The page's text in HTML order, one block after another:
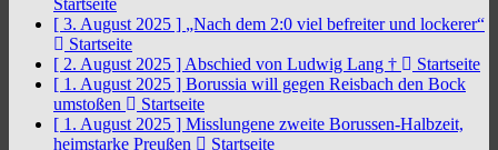
Startseite
[ 3. August 2025 ] „Nach dem 2:0 viel befreiter und lockerer“
Startseite
[ 2. August 2025 ] Abschied von Ludwig Lang †
Startseite
[ 1. August 2025 ] Borussia will gegen Reisbach den Bock
umstoßen
Startseite
[ 1. August 2025 ] Misslungene zweite Borussen-Halbzeit,
heimstarke Preußen
Startseite